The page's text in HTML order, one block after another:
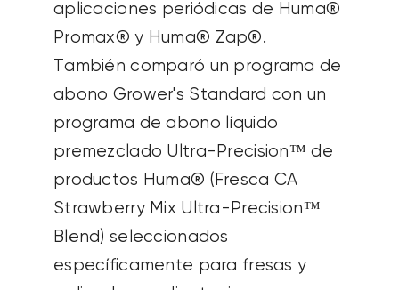
aplicaciones periódicas de Huma®
Promax® y Huma® Zap®.
También comparó un programa de
abono Grower's Standard con un
programa de abono líquido
premezclado Ultra-Precision™ de
productos Huma® (Fresca CA
Strawberry Mix Ultra-Precision™
Blend) seleccionados
específicamente para fresas y